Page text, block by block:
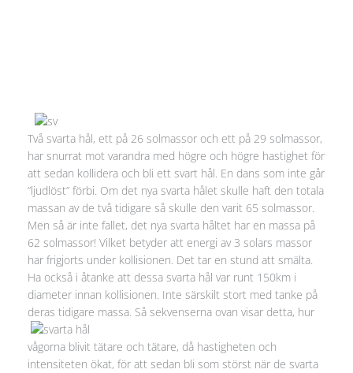
Två svarta hål, ett på 26 solmassor och ett på 29 solmassor,
har snurrat mot varandra med högre och högre hastighet för
att sedan kollidera och bli ett svart hål. En dans som inte går
”ljudlöst” förbi. Om det nya svarta hålet skulle haft den totala
massan av de två tidigare så skulle den varit 65 solmassor.
Men så är inte fallet, det nya svarta håltet har en massa på
62 solmassor! Vilket betyder att energi av 3 solars massor
har frigjorts under kollisionen. Det tar en stund att smälta.
Ha också i åtanke att dessa svarta hål var runt 150km i
diameter innan kollisionen. Inte särskilt stort med tanke på
deras tidigare massa. Så sekvenserna ovan visar detta, hur
vågorna blivit tätare och tätare, då hastigheten och
intensiteten ökat, för att sedan bli som störst när de svarta